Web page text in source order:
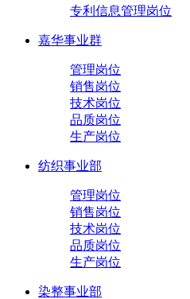
专利信息管理岗位
嘉华事业群
管理岗位
销售岗位
技术岗位
品质岗位
生产岗位
纺织事业部
管理岗位
销售岗位
技术岗位
品质岗位
生产岗位
染整事业部